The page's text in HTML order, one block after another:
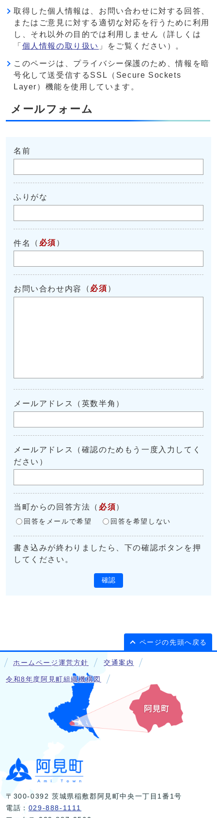
取得した個人情報は、お問い合わせに対する回答、
またはご意見に対する適切な対応を行うために利用
し、それ以外の目的では利用しません（詳しくは
「 個人情報の取り扱い 」をご覧ください）。
このページは、プライバシー保護のため、情報を暗
号化して送受信するSSL（Secure Sockets
Layer）機能を使用しています。
メールフォーム
名前
ふりがな
件名 （ 必須 ）
お問い合わせ内容 （ 必須 ）
メールアドレス（英数半角）
メールアドレス（確認のためもう一度入力してく
ださい）
当町からの回答方法 （ 必須 ）
回答をメールで希望 回答を希望しない
書き込みが終わりましたら、下の確認ボタンを押
してください。
確認
ページの先頭へ戻る
ホームページ運営方針 交通案内
令和8年度阿見町組織機構図
〒300-0392 茨城県稲敷郡阿見町中央一丁目1番1号
電話： 029-888-1111